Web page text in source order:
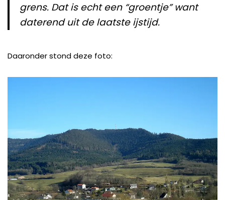
grens. Dat is echt een “groentje” want
daterend uit de laatste ijstijd.
Daaronder stond deze foto: